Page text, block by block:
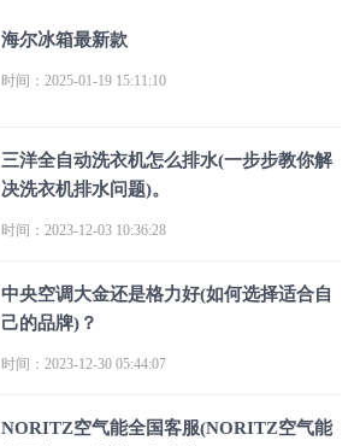
海尔冰箱最新款
时间：2025-01-19 15:11:10
三洋全自动洗衣机怎么排水(一步步教你解
决洗衣机排水问题)。
时间：2023-12-03 10:36:28
中央空调大金还是格力好(如何选择适合自
己的品牌)？
时间：2023-12-30 05:44:07
NORITZ空气能全国客服(NORITZ空气能